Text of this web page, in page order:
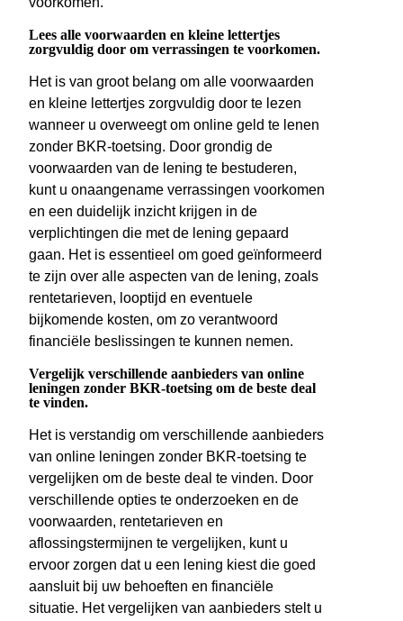
Lees alle voorwaarden en kleine lettertjes
zorgvuldig door om verrassingen te voorkomen.
Het is van groot belang om alle voorwaarden
en kleine lettertjes zorgvuldig door te lezen
wanneer u overweegt om online geld te lenen
zonder BKR-toetsing. Door grondig de
voorwaarden van de lening te bestuderen,
kunt u onaangename verrassingen voorkomen
en een duidelijk inzicht krijgen in de
verplichtingen die met de lening gepaard
gaan. Het is essentieel om goed geïnformeerd
te zijn over alle aspecten van de lening, zoals
rentetarieven, looptijd en eventuele
bijkomende kosten, om zo verantwoord
financiële beslissingen te kunnen nemen.
Vergelijk verschillende aanbieders van online
leningen zonder BKR-toetsing om de beste deal
te vinden.
Het is verstandig om verschillende aanbieders
van online leningen zonder BKR-toetsing te
vergelijken om de beste deal te vinden. Door
verschillende opties te onderzoeken en de
voorwaarden, rentetarieven en
aflossingstermijnen te vergelijken, kunt u
ervoor zorgen dat u een lening kiest die goed
aansluit bij uw behoeften en financiële
situatie. Het vergelijken van aanbieders stelt u